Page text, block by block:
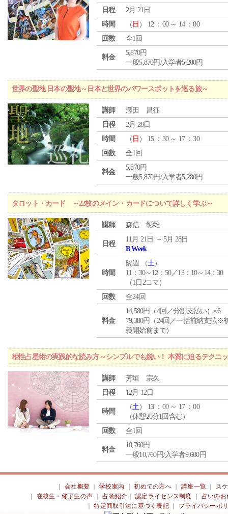
日程
2月 21日
時間
（ 日 ） 12 ：00 ～ 14 ：00
回数
全1回
料金
5,870円
一般5,870円/入学者5,280円
世界の聖地 日本の聖地～日本と世界のパワースポットを巡る旅～
講師
澤田 昌征
日程
2月 28日
時間
（ 日 ） 15 ：30 ～ 17 ：30
回数
全1回
料金
5,870円
一般5,870円/入学者5,280円
タロット・カード ～22枚のメイン・カードについて詳しく学ぶ～
講師 森信 彰雄
日程
11月 21日 ～ 5月 28日
B Week
時間
隔週 （土）
11：30～12：50／13：10～14：30
（1日2コマ）
回数
全24回
料金
14,580円（4回／分割支払い）×6
79,380円（24回／一括前納支払※
義開始前まで）
相性占星術の実践的な読み方～シンプルでも鋭い！ 本質に迫るテクニ
講師
芳垣 宗久
日程
12月 12日
時間
（土） 13 ：00 ～ 17 ：00
（休憩20分1回含む）
回数
全1回
料金
10,760円
一般10,760円/入学者9,680円
会社概要 ｜学校案内 ｜初めての方へ 講座一覧
ス
在校生・修了生の声 ｜占術紹介 ｜認定ライセンス制度
占いのお
｜特定商取引法に基づく表記 プライバシーポ